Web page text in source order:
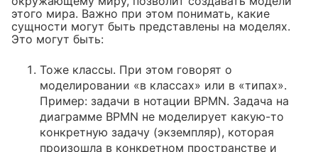
этого мира. Важно при этом понимать, какие
сущности могут быть представлены на моделях.
Это могут быть:
Тоже классы. При этом говорят о
моделировании «в классах» или в «типах».
Пример: задачи в нотации BPMN. Задача на
диаграмме BPMN не моделирует какую-то
конкретную задачу (экземпляр), которая
произошла в конкретном пространстве и